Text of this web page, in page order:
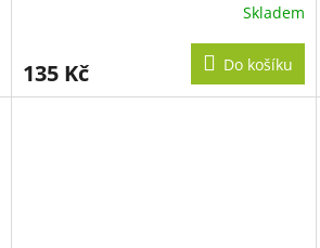
Skladem
135 Kč Do košíku